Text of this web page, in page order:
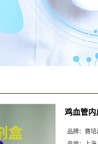
鸡血管内
品牌： 赛培